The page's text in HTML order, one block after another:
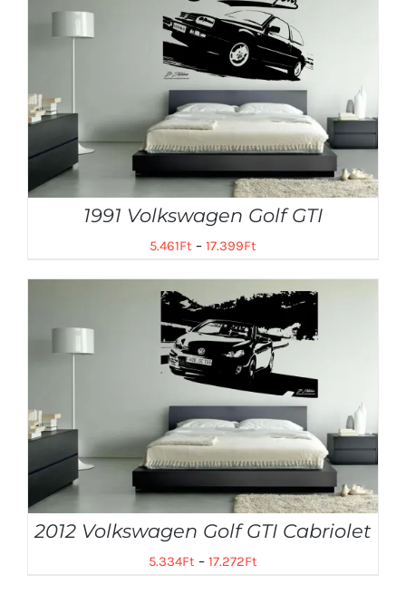
1991 Volkswagen Golf GTI
5.461Ft – 17.399Ft
2012 Volkswagen Golf GTI Cabriolet
5.334Ft – 17.272Ft